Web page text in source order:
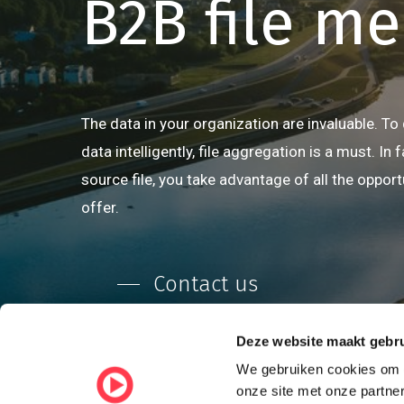
Deze website maakt
We gebruiken cookies
onze site met onze
B2B file
The data in your organization are invaluable.
data intelligently, file aggregation is a must. In
source file, you take advantage of all the
offer.
Contact us